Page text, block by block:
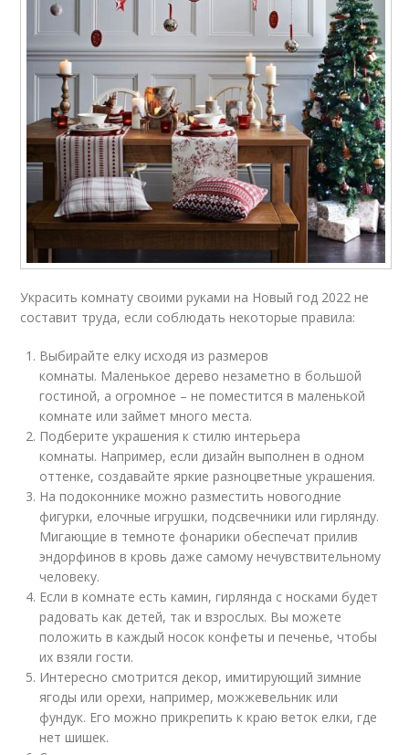
Украсить комнату своими руками на Новый год 2022 не
составит труда, если соблюдать некоторые правила:
Выбирайте елку исходя из размеров
комнаты. Маленькое дерево незаметно в большой
гостиной, а огромное – не поместится в маленькой
комнате или займет много места.
Подберите украшения к стилю интерьера
комнаты. Например, если дизайн выполнен в одном
оттенке, создавайте яркие разноцветные украшения.
На подоконнике можно разместить новогодние
фигурки, елочные игрушки, подсвечники или гирлянду.
Мигающие в темноте фонарики обеспечат прилив
эндорфинов в кровь даже самому нечувствительному
человеку.
Если в комнате есть камин, гирлянда с носками будет
радовать как детей, так и взрослых. Вы можете
положить в каждый носок конфеты и печенье, чтобы
их взяли гости.
Интересно смотрится декор, имитирующий зимние
ягоды или орехи, например, можжевельник или
фундук. Его можно прикрепить к краю веток елки, где
нет шишек.